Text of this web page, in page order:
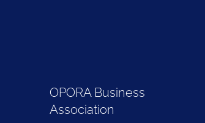
OPORA Business
Association